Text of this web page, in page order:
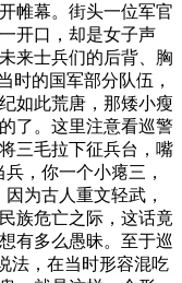
帷幕。街头一位军官
开口，却是女子声
来士兵们的后背、胸
时的国军部分队伍，
如此荒唐，那矮小瘦
了。这里注意看巡警
三毛拉下征兵台，嘴
，你一个小瘪三，
为古人重文轻武，
族危亡之际，这话竟
有多么愚昧。至于巡
法，在当时形容混吃